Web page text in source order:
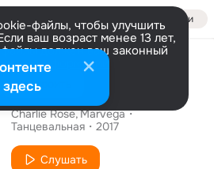
Войти
файлы, чтобы улучшить
ваш возраст менее 13 лет,
должен ваш законный
информации
Настроить
Альбом
For A Minute
Charlie Rose Marvega
Танцевальная
2017
Слушать